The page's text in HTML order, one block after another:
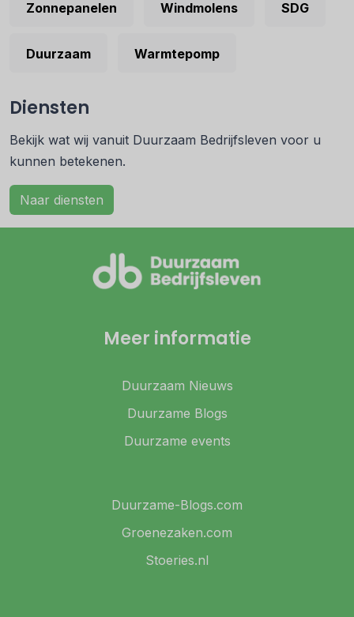
Zonnepanelen Windmolens SDG
Duurzaam Warmtepomp
Diensten
Bekijk wat wij vanuit Duurzaam Bedrijfsleven voor u
kunnen betekenen.
Naar diensten
Meer informatie
Duurzaam Nieuws
Duurzame Blogs
Duurzame events
Duurzame-Blogs.com
Groenezaken.com
Stoeries.nl